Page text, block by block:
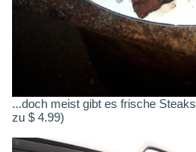
...doch meist gibt es frische
zu $ 4.99)